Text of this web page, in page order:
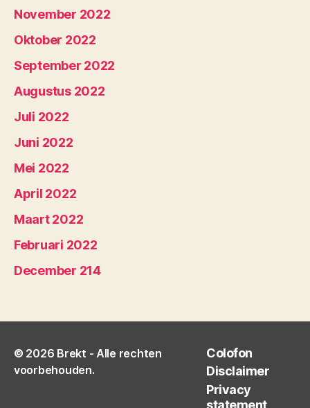
November 2022
Oktober 2022
September 2022
Augustus 2022
Juli 2022
Juni 2022
Mei 2022
April 2022
Maart 2022
Februari 2022
December 214
© 2026 Brekt - Alle rechten
voorbehouden.
Colofon
Disclaimer
Privacy
statement